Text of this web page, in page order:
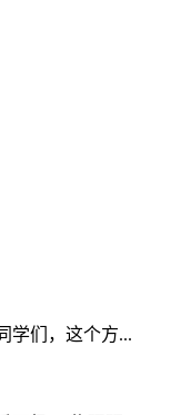
学们，这个方...